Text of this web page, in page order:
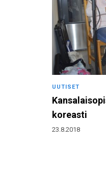
UUTISET
koreasti
23.8.2018